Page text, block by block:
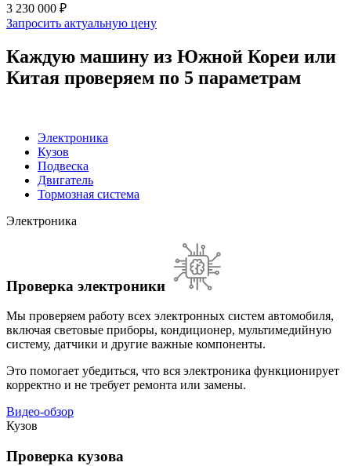
3 230 000 ₽
Запросить актуальную цену
Каждую машину из Южной Кореи или
Китая проверяем по 5 параметрам
Электроника
Кузов
Подвеска
Двигатель
Тормозная система
Электроника
Проверка электроники
Мы проверяем работу всех электронных систем автомобиля,
включая световые приборы, кондиционер, мультимедийную
систему, датчики и другие важные компоненты.
Это помогает убедиться, что вся электроника функционирует
корректно и не требует ремонта или замены.
Видео-обзор
Кузов
Проверка кузова